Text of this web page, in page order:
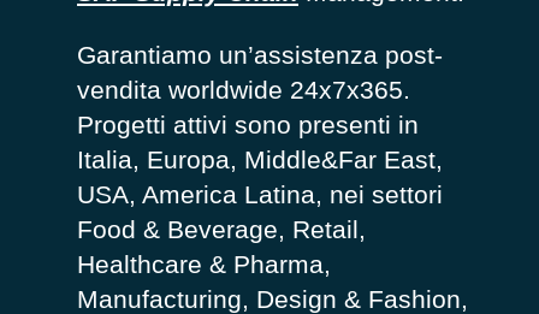
Garantiamo un’assistenza post-
vendita worldwide 24x7x365.
Progetti attivi sono presenti in
Italia, Europa, Middle&Far East,
USA, America Latina, nei settori
Food & Beverage, Retail,
Healthcare & Pharma,
Manufacturing, Design & Fashion,